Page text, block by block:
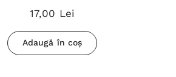
17,00 Lei
Adaugă în coș